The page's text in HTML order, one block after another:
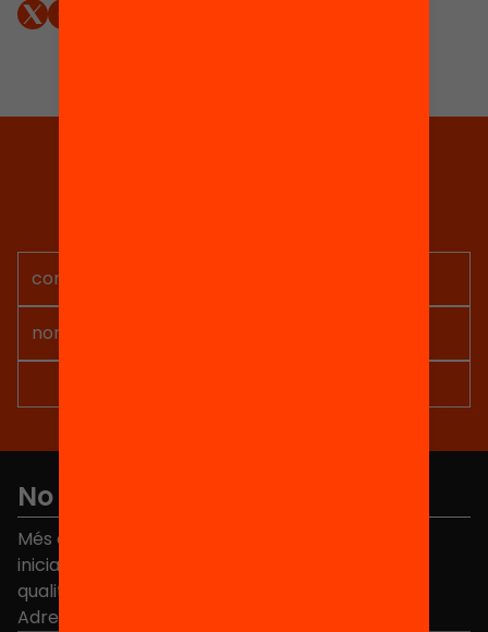
No et perdis res
Més de 40.000 persones ja han triat Equitat. Rep
iniciatives, propostes i projectes per millorar la
qualitat de l'educació a Catalunya.
Adreça electrònica